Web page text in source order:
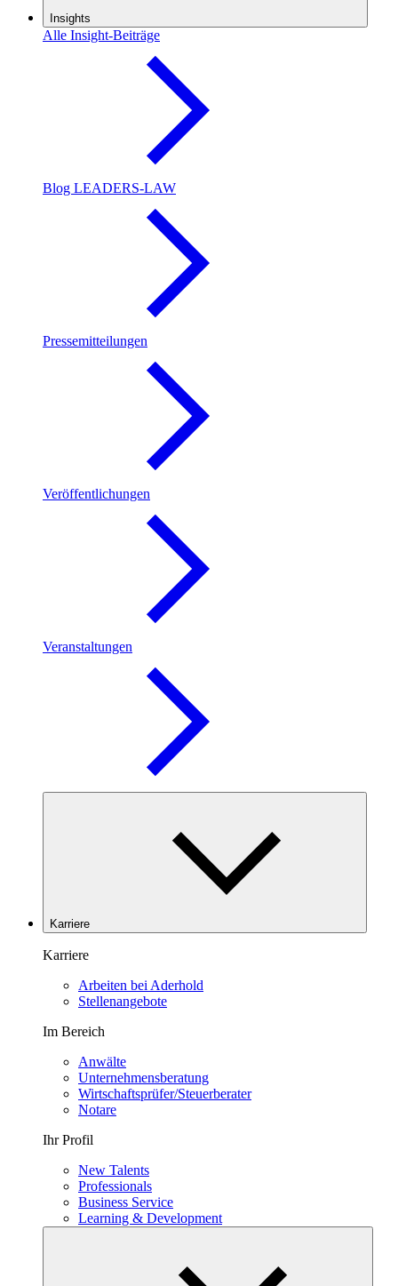
Insights
Alle Insight-Beiträge
Blog LEADERS-LAW
Pressemitteilungen
Veröffentlichungen
Veranstaltungen
Karriere
Karriere
Arbeiten bei Aderhold
Stellenangebote
Im Bereich
Anwälte
Unternehmensberatung
Wirtschaftsprüfer/Steuerberater
Notare
Ihr Profil
New Talents
Professionals
Business Service
Learning & Development